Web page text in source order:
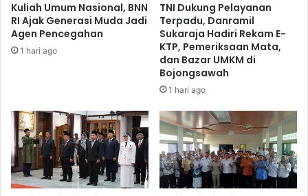
Kuliah Umum Nasional, BNN
RI Ajak Generasi Muda Jadi
Agen Pencegahan
1 hari ago
TNI Dukung Pelayanan
Terpadu, Danramil
Sukaraja Hadiri Rekam E-
KTP, Pemeriksaan Mata,
dan Bazar UMKM di
Bojongsawah
1 hari ago